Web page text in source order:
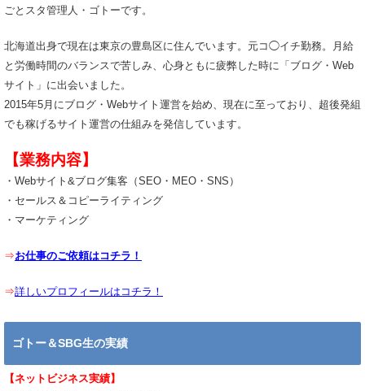
ごとスタ管理人・ゴトーです。
北海道出身で現在は東京の豊島区に住んでいます。元コ◯イチ勤務。月給
と労働時間のバランスで苦しみ、心身ともに疲弊した時に「ブログ・Web
サイト」に出会いました。
2015年5月にブログ・Webサイト運営を始め、現在に至っており、超後発組
でも稼げるサイト運営の仕組みを発信しています。
【業務内容】
・Webサイト&ブログ集客（SEO・MEO・SNS）
・セールス＆コピーライティング
・マーケティング
⇒お仕事のご依頼はコチラ！
⇒詳しいプロフィールはコチラ！
ゴトー＆SBG生の実績
【ネットビジネス実績】